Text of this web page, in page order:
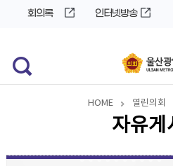
회의록 인터넷방송
HOME 열린의회
자유게